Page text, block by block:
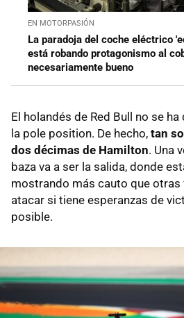
EN MOTORPASIÓN
La paradoja del coche eléctrico
está robando protagonismo al
necesariamente bueno
El holandés de Red Bull no se
la pole position. De hecho, tan
dos décimas de Hamilton. Una
baza va a ser la salida, donde
mostrando más cauto que otras
atacar si tiene esperanzas de
posible.